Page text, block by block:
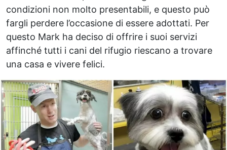
condizioni non molto presentabili, e questo può
fargli perdere l’occasione di essere adottati. Per
questo Mark ha deciso di offrire i suoi servizi
affinché tutti i cani del rifugio riescano a trovare
una casa e vivere felici.